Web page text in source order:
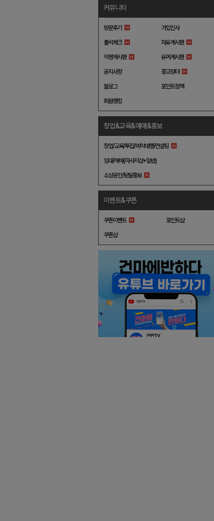
커뮤니티
방문후기 가입인사
출석체크 자유게시판
익명게시판 유머게시판
공지사항 중고장터
블로그 포인트정책
회원랭킹
창업&교육&매매&홍보
창업/교육/투잡/예약대행/컨설팅
임대/매매(마사지샵+일반)
소상공인/토탈홍보
이벤트&쿠폰
쿠폰이벤트 포인트샵
쿠폰샵